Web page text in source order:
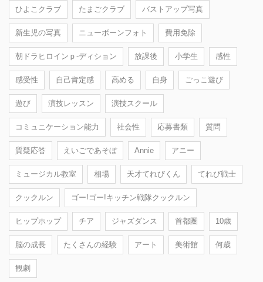
ひよこクラブ たまごクラブ バストアップ写真
新生児の写真 ニューボーンフォト 費用免除
朝ドラヒロインｐ-ディション 放課後 小学生 感性
感受性 自己肯定感 高める 自身 ごっこ遊び
遊び 演技レッスン 演技スクール
コミュニケーション能力 社会性 応募書類 質問
質疑応答 えいごであそぼ Annie アニー
ミュージカル教室 相場 天才てれびくん てれび戦士
クックルン ゴー!ゴー!キッチン戦隊クックルン
ヒップホップ チア ジャズダンス 首都圏 10歳
脳の成長 たくさんの経験 アート 美術館 何歳
観劇